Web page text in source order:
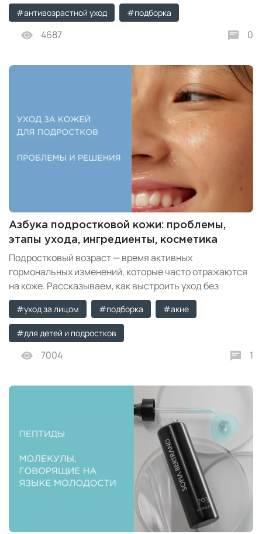
#антивозрастной уход #подборка
4687 0
Азбука подростковой кожи: проблемы,
этапы ухода, ингредиенты, косметика
Подростковый возраст — время активных
гормональных изменений, которые часто отражаются
на коже. Рассказываем, как выстроить уход без
перегрузки и раздражений.
#уход за лицом #подборка #акне
#для детей и подростков
7004 1